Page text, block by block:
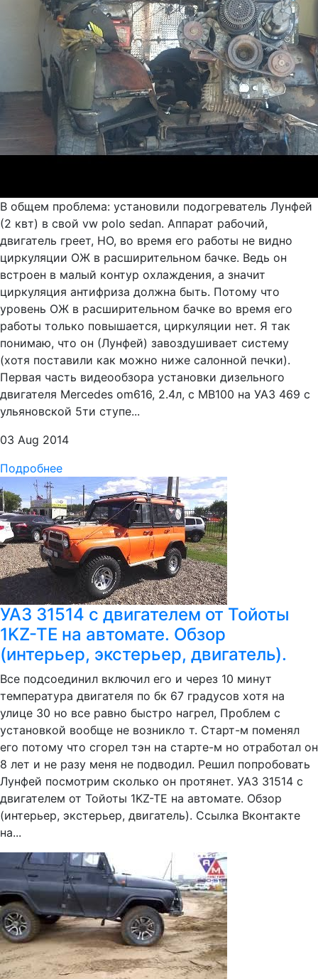
В общем проблема: установили подогреватель Лунфей
(2 квт) в свой vw polo sedan. Аппарат рабочий,
двигатель греет, НО, во время его работы не видно
циркуляции ОЖ в расширительном бачке. Ведь он
встроен в малый контур охлаждения, а значит
циркуляция антифриза должна быть. Потому что
уровень ОЖ в расширительном бачке во время его
работы только повышается, циркуляции нет. Я так
понимаю, что он (Лунфей) завоздушивает систему
(хотя поставили как можно ниже салонной печки).
Первая часть видеообзора установки дизельного
двигателя Mercedes om616, 2.4л, с MB100 на УАЗ 469 с
ульяновской 5ти ступе...
03 Aug 2014
Подробнее
УАЗ 31514 с двигателем от Тойоты
1KZ-TE на автомате. Обзор
(интерьер, экстерьер, двигатель).
Все подсоединил включил его и через 10 минут
температура двигателя по бк 67 градусов хотя на
улице 30 но все равно быстро нагрел, Проблем с
установкой вообще не возникло т. Старт-м поменял
его потому что сгорел тэн на старте-м но отработал он
8 лет и не разу меня не подводил. Решил попробовать
Лунфей посмотрим сколько он протянет. УАЗ 31514 с
двигателем от Тойоты 1KZ-TE на автомате. Обзор
(интерьер, экстерьер, двигатель). Ccылка Вконтакте
на...